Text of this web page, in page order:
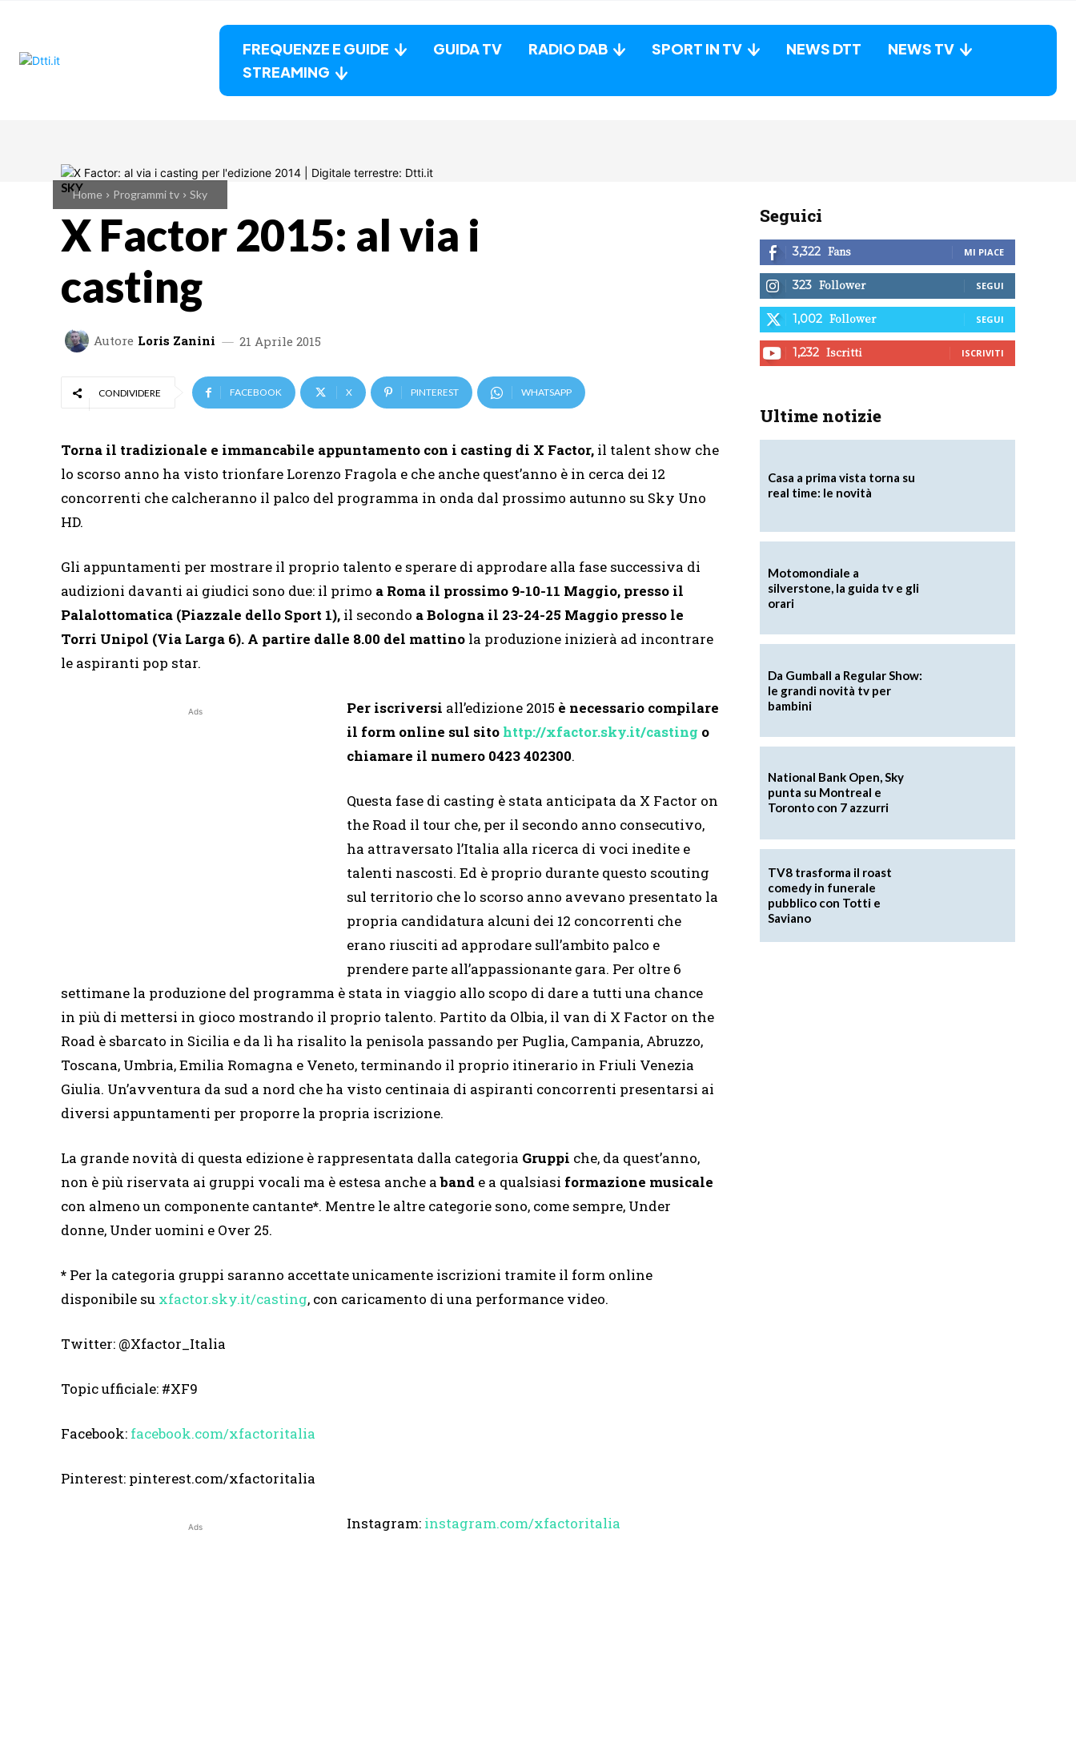
FREQUENZE E GUIDE GUIDA TV RADIO DAB SPORT IN TV NEWS DTT
NEWS TV
STREAMING
Home Programmi tv Sky
SKY
X Factor 2015: al via i
casting
Autore Loris Zanini 21 Aprile 2015
CONDIVIDERE FACEBOOK X PINTEREST WHATSAPP
Torna il tradizionale e immancabile appuntamento con i casting di X Factor, il talent show che
lo scorso anno ha visto trionfare Lorenzo Fragola e che anche quest’anno è in cerca dei 12
concorrenti che calcheranno il palco del programma in onda dal prossimo autunno su Sky Uno
HD.
Gli appuntamenti per mostrare il proprio talento e sperare di approdare alla fase successiva di
audizioni davanti ai giudici sono due: il primo a Roma il prossimo 9-10-11 Maggio, presso il
Palalottomatica (Piazzale dello Sport 1), il secondo a Bologna il 23-24-25 Maggio presso le
Torri Unipol (Via Larga 6). A partire dalle 8.00 del mattino la produzione inizierà ad incontrare
le aspiranti pop star.
Ads Per iscriversi all’edizione 2015 è necessario compilare
il form online sul sito http://xfactor.sky.it/casting o
chiamare il numero 0423 402300.
Questa fase di casting è stata anticipata da X Factor on
the Road il tour che, per il secondo anno consecutivo,
ha attraversato l’Italia alla ricerca di voci inedite e
talenti nascosti. Ed è proprio durante questo scouting
sul territorio che lo scorso anno avevano presentato la
propria candidatura alcuni dei 12 concorrenti che
erano riusciti ad approdare sull’ambito palco e
prendere parte all’appassionante gara. Per oltre 6
settimane la produzione del programma è stata in viaggio allo scopo di dare a tutti una chance
in più di mettersi in gioco mostrando il proprio talento. Partito da Olbia, il van di X Factor on the
Road è sbarcato in Sicilia e da lì ha risalito la penisola passando per Puglia, Campania, Abruzzo,
Toscana, Umbria, Emilia Romagna e Veneto, terminando il proprio itinerario in Friuli Venezia
Giulia. Un’avventura da sud a nord che ha visto centinaia di aspiranti concorrenti presentarsi ai
diversi appuntamenti per proporre la propria iscrizione.
La grande novità di questa edizione è rappresentata dalla categoria Gruppi che, da quest’anno,
non è più riservata ai gruppi vocali ma è estesa anche aband e a qualsiasi formazione musicale
con almeno un componente cantante*. Mentre le altre categorie sono, come sempre, Under
donne, Under uomini e Over 25.
* Per la categoria gruppi saranno accettate unicamente iscrizioni tramite il form online
disponibile su xfactor.sky.it/casting, con caricamento di una performance video​.
Twitter: @Xfactor_Italia
Topic ufficiale: #XF9
Facebook: facebook.com/xfactoritalia
Pinterest: pinterest.com/xfactoritalia
Ads Instagram: instagram.com/xfactoritalia
Seguici
3,322 Fans MI PIACE
323 Follower SEGUI
1,002 Follower SEGUI
1,232 Iscritti ISCRIVITI
Ultime notizie
Casa a prima vista torna su
real time: le novità
Motomondiale a
silverstone, la guida tv e gli
orari
Da Gumball a Regular Show:
le grandi novità tv per
bambini
National Bank Open, Sky
punta su Montreal e
Toronto con 7 azzurri
TV8 trasforma il roast
comedy in funerale
pubblico con Totti e
Saviano